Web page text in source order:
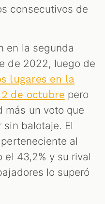
consecutivos de
en la segunda
de 2022, luego de
lugares en la
de octubre pero
más un voto que
sin balotaje. El
al
el 43,2% y su rival
lo superó